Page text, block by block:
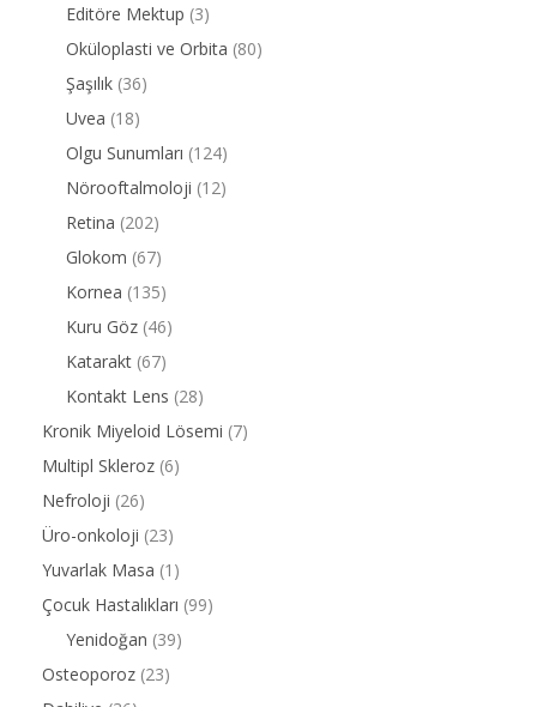
Editöre Mektup (3)
Oküloplasti ve Orbita (80)
Şaşılık (36)
Uvea (18)
Olgu Sunumları (124)
Nörooftalmoloji (12)
Retina (202)
Glokom (67)
Kornea (135)
Kuru Göz (46)
Katarakt (67)
Kontakt Lens (28)
Kronik Miyeloid Lösemi (7)
Multipl Skleroz (6)
Nefroloji (26)
Üro-onkoloji (23)
Yuvarlak Masa (1)
Çocuk Hastalıkları (99)
Yenidoğan (39)
Osteoporoz (23)